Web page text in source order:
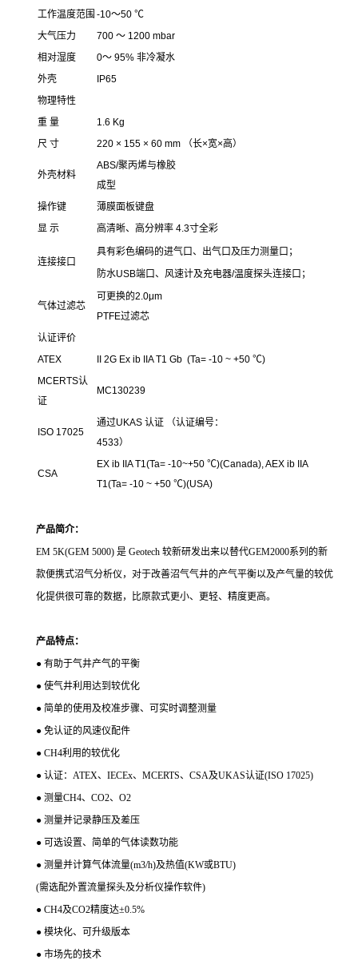
工作温度范围 -10～50 ℃
大气压力
700 ～ 1200 mbar
相对湿度
0～ 95% 非冷凝水
外壳
IP65
物理特性
重 量
1.6 Kg
尺 寸
220 × 155 × 60 mm （长×宽×高）
外壳材料
ABS/聚丙烯与橡胶
成型
操作键
薄膜面板键盘
显 示
高清晰、高分辨率 4.3寸全彩
连接接口
具有彩色编码的进气口、出气口及压力测量口；
防水USB端口、风速计及充电器/温度探头连接口；
气体过滤芯
可更换的2.0μm
PTFE过滤芯
认证评价
ATEX
II 2G Ex ib IIA T1 Gb (Ta= -10 ~ +50 ℃)
MCERTS认
证
MC130239
ISO 17025
通过UKAS 认证 （认证编号：
4533）
CSA
EX ib IIA T1(Ta= -10~+50 ℃)(Canada), AEX ib IIA
T1(Ta= -10 ~ +50 ℃)(USA)
产品简介：
EM 5K(GEM 5000) 是 Geotech 较新研发出来以替代GEM2000系列的新
款便携式沼气分析仪，对于改善沼气气井的产气平衡以及产气量的较优
化提供很可靠的数据，比原款式更小、更轻、精度更高。
产品特点：
● 有助于气井产气的平衡
● 使气井利用达到较优化
● 简单的使用及校准步骤、可实时调整测量
● 免认证的风速仪配件
● CH4利用的较优化
● 认证：ATEX、IECEx、MCERTS、CSA及UKAS认证(ISO 17025)
● 测量CH4、CO2、O2
● 测量并记录静压及差压
● 可选设置、简单的气体读数功能
● 测量并计算气体流量(m3/h)及热值(KW或BTU)
(需选配外置流量探头及分析仪操作软件)
● CH4及CO2精度达±0.5%
● 模块化、可升级版本
● 市场先的技术